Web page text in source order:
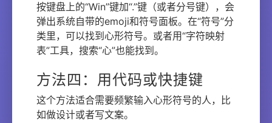
按键盘上的“Win”键加“.”键（或者分号键），会
弹出系统自带的emoji和符号面板。在“符号”分
类里，可以找到心形符号。或者用“字符映射
表”工具，搜索“心”也能找到。
方法四：用代码或快捷键
这个方法适合需要频繁输入心形符号的人，比
如做设计或者写文案。